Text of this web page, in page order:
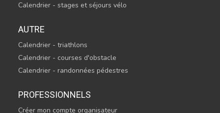
Calendrier - stages et séjours vélo
AUTRE
Calendrier - triathlons
Calendrier - courses d'obstacle
Calendrier - randonnées pédestres
PROFESSIONNELS
Créer mon compte organisateur